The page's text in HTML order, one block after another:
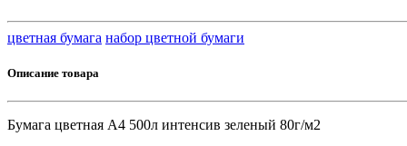
Оборудование банковское
Шредеры
цветная бумага набор цветной бумаги
Описание товара
Бумага цветная А4 500л интенсив зеленый 80г/м2